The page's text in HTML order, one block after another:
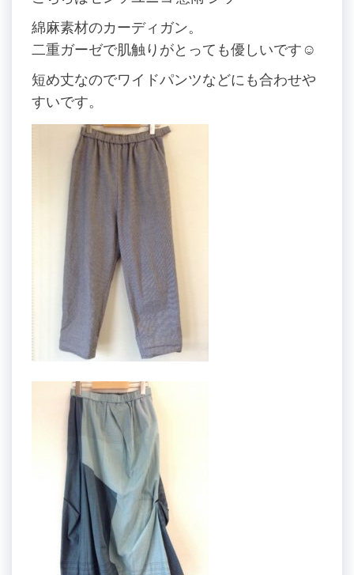
綿麻素材のカーディガン。
二重ガーゼで肌触りがとっても優しいです☺️
短め丈なのでワイドパンツなどにも合わせや
すいです。